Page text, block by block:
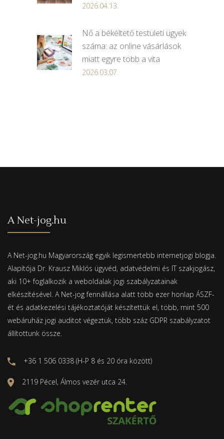
2026.04.13.
Nő a békéltető testületi ügyek
száma: az online vásárlások
miatt egyre több a vita
2026.03.07.
A Net-jog.hu
A Net-jog.hu Magyarország egyik legismertebb internetjogi blogja.
Alapítója Dr. Krausz Miklós ügyvéd, adatvédelmi és IT szakjogász,
aki 10+ foglalkozik a weboldalak jogi szabályzatainak
elkészítésével. A Net-jog fennállása alatt több ezer honlap ÁSZF-
ét és adatkezelési tájékoztatóját készítettük el, több, mint 500
webáruház jogi auditot végeztük, több száz GDPR szabályzatot
állítottunk össze.
+36 1 506 0338 (H-P 8 és 20 óra között)
2119 Pécel, Álmos vezér utca 24.